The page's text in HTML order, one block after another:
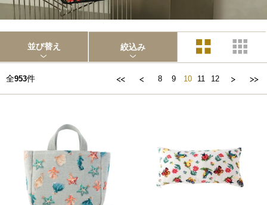
並び替え 絞込み
全953件 8 9 10 11 12